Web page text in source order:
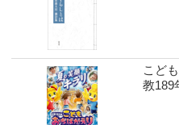
こど
教189